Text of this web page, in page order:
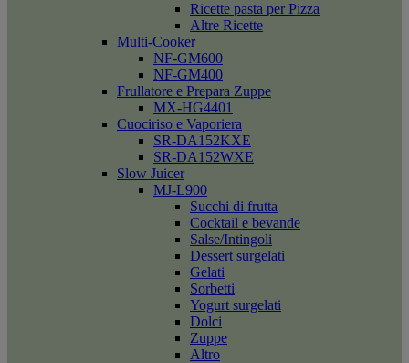
Ricette pasta per Pizza
Altre Ricette
Multi-Cooker
NF-GM600
NF-GM400
Frullatore e Prepara Zuppe
MX-HG4401
Cuociriso e Vaporiera
SR-DA152KXE
SR-DA152WXE
Slow Juicer
MJ-L900
Succhi di frutta
Cocktail e bevande
Salse/Intingoli
Dessert surgelati
Gelati
Sorbetti
Yogurt surgelati
Dolci
Zuppe
Altro